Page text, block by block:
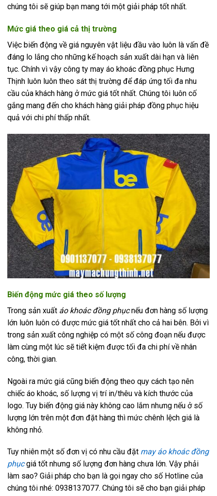
chúng tôi sẽ giúp bạn mang tới một giải pháp tốt nhất.
Mức giá theo giá cả thị trường
Việc biến động về giá nguyên vật liệu đầu vào luôn là vấn đề
đáng lo lắng cho những kế hoạch sản xuất dài hạn và liên
tục. Chính vì vậy công ty may áo khoác đồng phục Hưng
Thịnh luôn luôn theo sát thị trường để đáp ứng tối đa nhu
cầu của khách hàng ở mức giá tốt nhất. Chúng tôi luôn cố
gắng mang đến cho khách hàng giải pháp đồng phục hiệu
quả với chi phí thấp nhất.
Biến động mức giá theo số lượng
Trong sản xuất áo khoác đồng phụcnếu đơn hàng số lượng
lớn luôn luôn có được mức giá tốt nhất cho cả hai bên. Bởi vì
trong sản xuất công nghiệp có một số công đoạn nếu được
làm cùng một lúc sẽ tiết kiệm được tối đa chi phí về nhân
công, thời gian.
Ngoài ra mức giá cũng biến động theo quy cách tạo nên
chiếc áo khoác, số lượng vị trí in/thêu và kích thước của
logo. Tuy biến động giá này không cao lắm nhưng nếu ở số
lượng lớn trên một đơn đặt hàng thì mức chênh lệch giá là
không nhỏ.
Tuy nhiên một số đơn vị có nhu cầu đặt may áo khoác đồng
phụcgiá tốt nhưng số lượng đơn hàng chưa lớn. Vậy phải
làm sao? Giải pháp cho bạn là gọi ngay cho số Hotline của
chúng tôi nhé: 0938137077. Chúng tôi sẽ cho bạn giải pháp